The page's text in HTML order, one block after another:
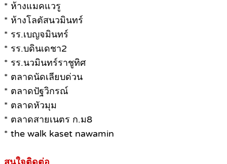
* ห้างแมคแวรู
* ห้างโลตัสนวมินทร์
* รร.เบญจมินทร์
* รร.บดินเดชา2
* รร.นวมินทร์ราชูทิศ
* ตลาดนัดเลียบด่วน
* ตลาดปัฐวิกรณ์
* ตลาดหัวมุม
* ตลาดสายเนตร ก.ม8
* the walk kaset nawamin